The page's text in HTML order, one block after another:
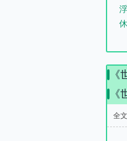
休
全文